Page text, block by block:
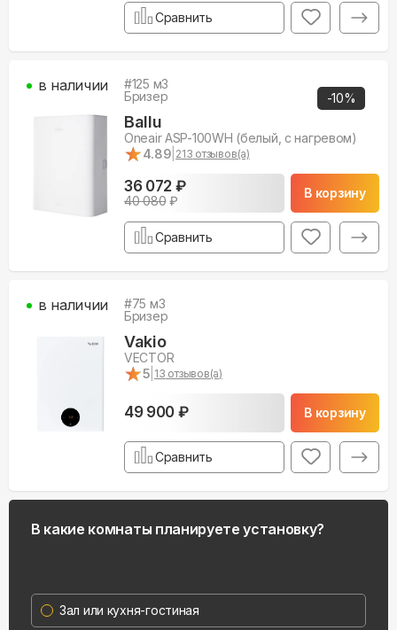
Сравнить
-10%
#125 м3
Бризер
Ballu
Oneair ASP-100WH (белый, с нагревом)
★
★4.89 213 отзывов(а)
36 072 ₽
40 080₽
В корзину
в наличии
Сравнить
#75 м3
Бризер
Vakio
VECTOR
★
★5 13 отзывов(а)
49 900 ₽ В корзину
в наличии
Сравнить
В какие комнаты планируете установку?
Зал или кухня-гостиная